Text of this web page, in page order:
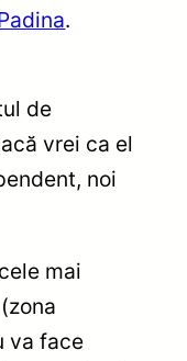
.
de
vrei ca el
noi
mai
va face